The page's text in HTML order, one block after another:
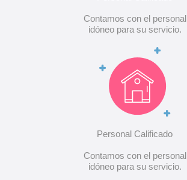
Contamos con el personal
idóneo para su servicio.
Personal Calificado
Contamos con el personal
idóneo para su servicio.